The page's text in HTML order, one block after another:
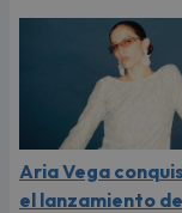
Aria Vega
el lanzamiento de